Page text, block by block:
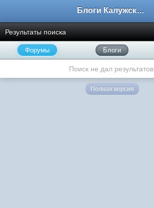
Блоги Калужского перекрестка
Результаты поиска
Форумы Блоги
Поиск не дал результатов.
Полная версия